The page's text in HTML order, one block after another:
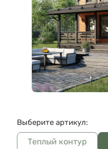
Выберите артикул:
Теплый контур